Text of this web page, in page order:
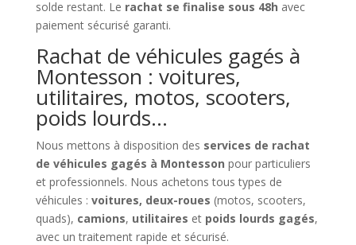
solde restant. Le rachat se finalise sous 48h avec
paiement sécurisé garanti.
Rachat de véhicules gagés à
Montesson : voitures,
utilitaires, motos, scooters,
poids lourds…
Nous mettons à disposition des services de rachat
de véhicules gagés à Montesson pour particuliers
et professionnels. Nous achetons tous types de
véhicules : voitures, deux-roues (motos, scooters,
quads), camions, utilitaires et poids lourds gagés,
avec un traitement rapide et sécurisé.